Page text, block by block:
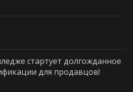
стартует долгожданное
для продавцов!